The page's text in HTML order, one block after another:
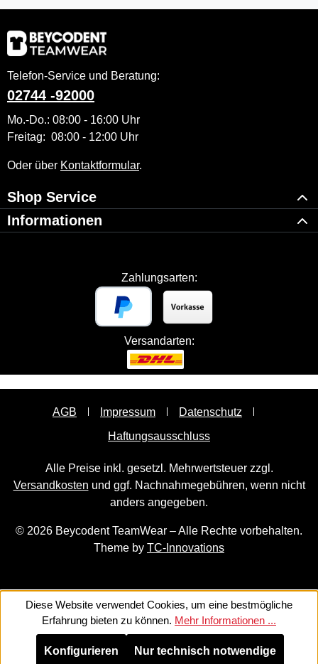
Telefon-Service und Beratung:
02744 -92000
Mo.-Do.: 08:00 - 16:00 Uhr
Freitag: 08:00 - 12:00 Uhr
Oder über Kontaktformular.
Shop Service
Informationen
Zahlungsarten:
Versandarten:
AGB Impressum
Datenschutz
Haftungsausschluss
Alle Preise inkl. gesetzl. Mehrwertsteuer zzgl.
Versandkosten und ggf. Nachnahmegebühren, wenn nicht
anders angegeben.
© 2026 Beycodent TeamWear – Alle Rechte vorbehalten.
Theme by TC-Innovations
Diese Website verwendet Cookies, um eine bestmögliche
Erfahrung bieten zu können. Mehr Informationen ...
Nur technisch notwendige
Konfigurieren